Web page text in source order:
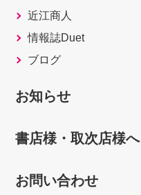
近江商人
情報誌Duet
ブログ
お知らせ
書店様・取次店様へ
お問い合わせ